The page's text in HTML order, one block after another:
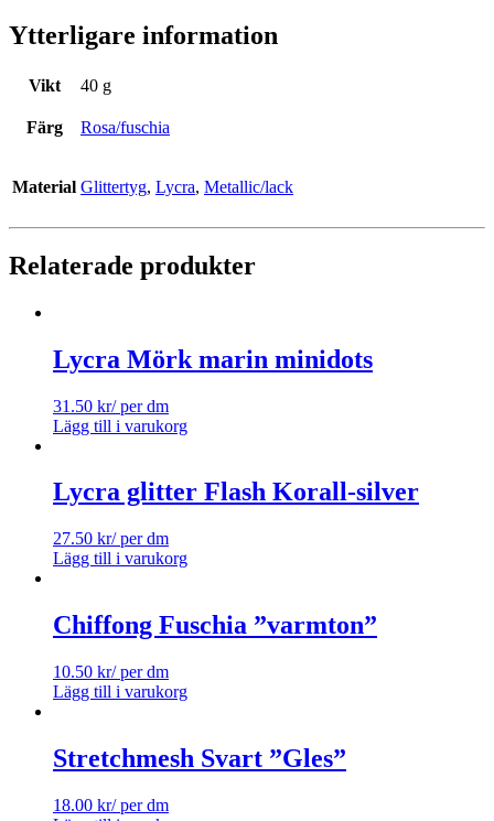
Ytterligare information
Vikt 40 g
Färg Rosa/fuschia
Material Glittertyg, Lycra, Metallic/lack
Relaterade produkter
Lycra Mörk marin minidots
31.50 kr/ per dm
Lägg till i varukorg
Lycra glitter Flash Korall-silver
27.50 kr/ per dm
Lägg till i varukorg
Chiffong Fuschia ”varmton”
10.50 kr/ per dm
Lägg till i varukorg
Stretchmesh Svart ”Gles”
18.00 kr/ per dm